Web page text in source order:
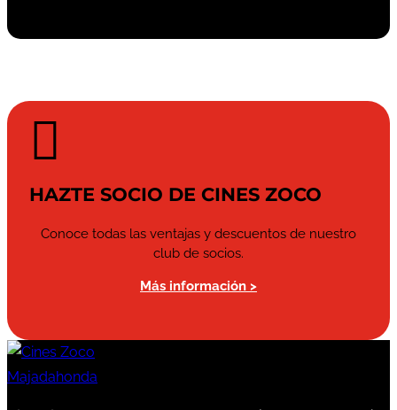

HAZTE SOCIO DE CINES ZOCO
Conoce todas las ventajas y descuentos de nuestro
club de socios.
Más información >